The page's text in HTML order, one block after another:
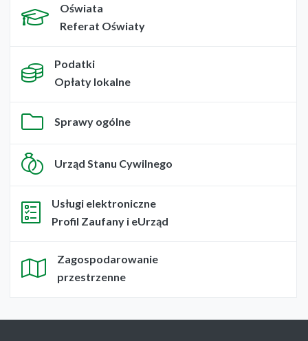
Oświata
Referat Oświaty
Podatki
Opłaty lokalne
Sprawy ogólne
Urząd Stanu Cywilnego
Usługi elektroniczne
Profil Zaufany i eUrząd
Zagospodarowanie
przestrzenne